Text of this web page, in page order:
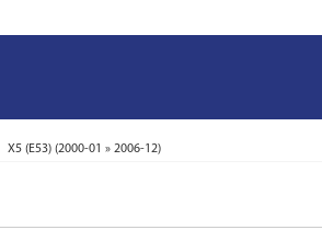
X5 (E53) (2000-01 » 2006-12)